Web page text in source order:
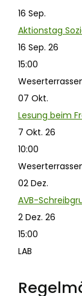
16 Sep.
Aktionstag
16 Sep. 26
15:00
07 Okt.
Lesung beim
7 Okt. 26
10:00
02 Dez.
AVB-
2 Dez. 26
15:00
LAB